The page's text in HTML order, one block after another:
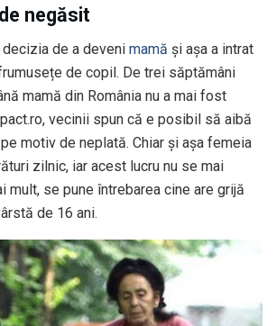
negăsit
decizia de a deveni mamă și așa a intrat
de copil. De trei săptămâni
mamă din România nu a mai fost
vecinii spun că e posibil să aibă
motiv de neplată. Chiar și așa femeia
zilnic, iar acest lucru nu se mai
mult, se pune întrebarea cine are grijă
de 16 ani.